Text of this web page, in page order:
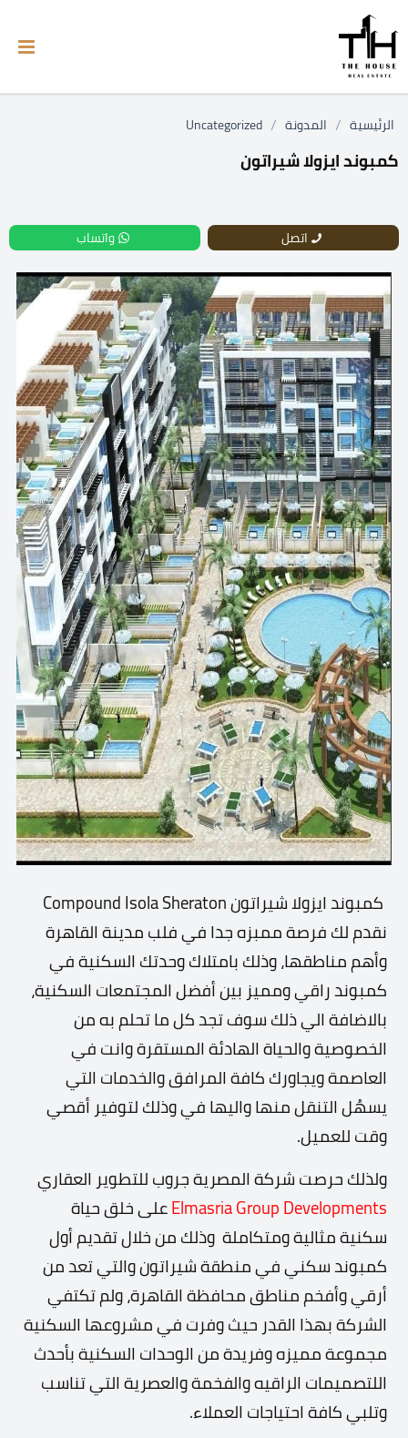
الرئيسية / المدونة /
Uncategorized
كمبوند ايزولا شيراتون
اتصل واتساب
كمبوند ايزولا شيراتون Compound Isola Sheraton
نقدم لك فرصة ممبزه جدا في فلب مدينة القاهرة
وأهم مناطقها، وذلك بامتلاك وحدتك السكنية في
كمبوند راقي ومميز بين أفضل المجتمعات السكنية،
بالاضافة الي ذلك سوف تجد كل ما تحلم به من
الخصوصية والحياة الهادئة المستقرة وانت في
العاصمة ويجاورك كافة المرافق والخدمات التي
يسهُل التنقل منها واليها في وذلك لتوفير أقصي
وقت للعميل.
ولذلك حرصت شركة المصرية جروب للتطوير العقاري
Elmasria Group Developmentsعلى خلق حياة
سكنية مثالية ومتكاملة وذلك من خلال تقديم أول
كمبوند سكني في منطقة شيراتون والتي تعد من
أرقي وأفخم مناطق محافظة القاهرة، ولم تكتفي
الشركة بهذا القدر حيث وفرت في مشروعها السكنية
مجموعة مميزه وفريدة من الوحدات السكنية بأحدث
اللتصميمات الراقيه والفخمة والعصرية التي تناسب
وتلبي كافة احتياجات العملاء.